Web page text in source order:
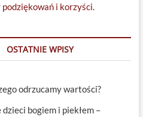
i korzyści.
OSTATNIE WPISY
odrzucamy wartości?
bogiem i piekłem –